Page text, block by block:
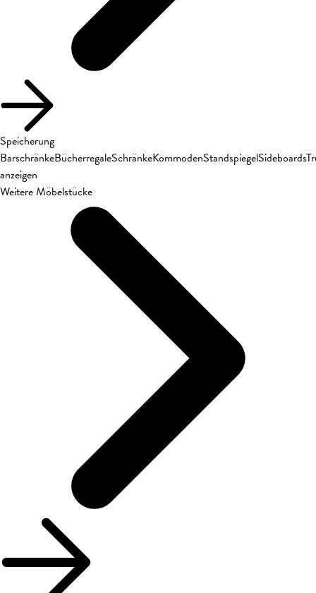
Speicherung
BarschränkeBücherregaleSchränkeKommodenStandspiegelSideboards
anzeigen
Weitere Möbelstücke